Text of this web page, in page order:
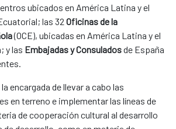
ubicados en América Latina y el
las 32 Oficinas de la
(OCE), ubicadas en América Latina y el
y las Embajadas y Consuladosde España
encargada de llevar a cabo las
en terreno e implementar las líneas de
de cooperación cultural al desarrollo